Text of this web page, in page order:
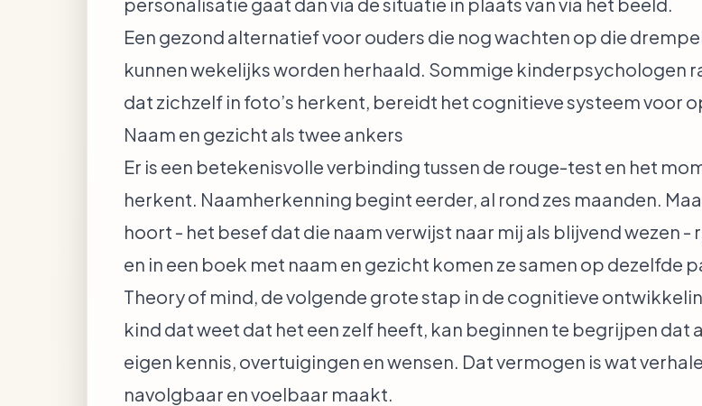
Een gezond alternatief voor ouders die nog wachten op die
kunnen wekelijks worden herhaald. Sommige kinderpsychologen
dat zichzelf in foto’s herkent, bereidt het cognitieve systeem voor
Naam en gezicht als twee ankers
Er is een betekenisvolle verbinding tussen de rouge-test en het
herkent. Naamherkenning begint eerder, al rond zes maanden.
hoort - het besef dat die naam verwijst naar mij als blijvend wezen
en in een boek met naam en gezicht komen ze samen op dezelfde
Theory of mind, de volgende grote stap in de cognitieve
kind dat weet dat het een zelf heeft, kan beginnen te begrijpen
eigen kennis, overtuigingen en wensen. Dat vermogen is wat
navolgbaar en voelbaar maakt.